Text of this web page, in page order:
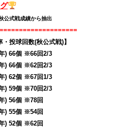
公式戦成績から抽出
投球回数(秋公式戦)】
個 ※66回2/3
個 ※62回2/3
) 62個 ※67回1/3
) 59個 ※70回2/3
個 ※78回
55個 ※54回
52個 ※62回